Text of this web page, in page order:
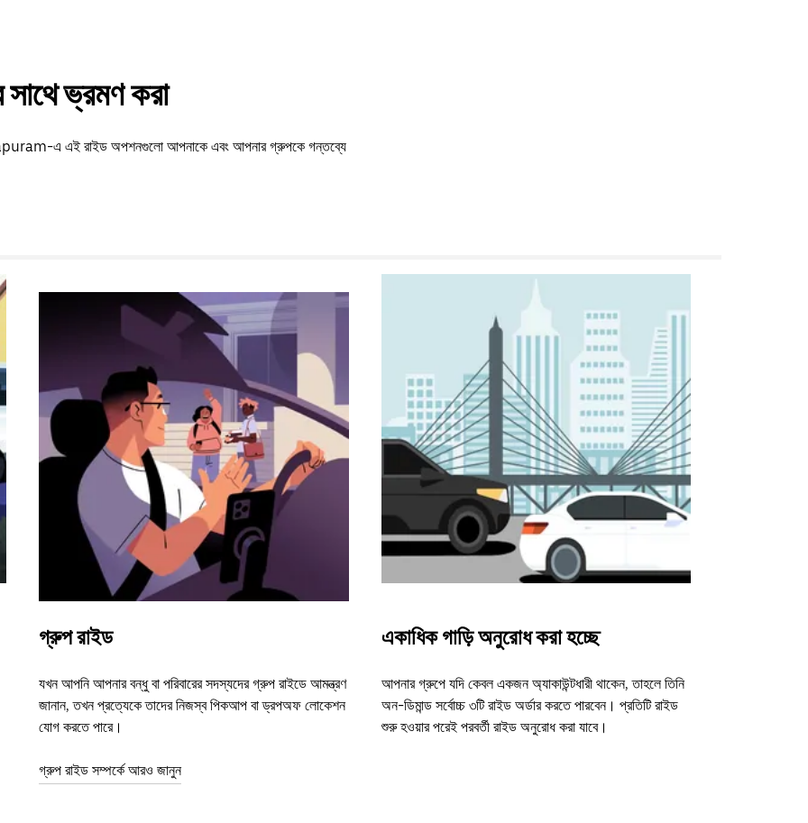
ভ্রমণ করা
এ এই রাইড অপশনগুলো আপনাকে এবং আপনার গ্রুপকে গন্তব্যে
গ্রুপ রাইড
যখন আপনি আপনার বন্ধু বা পরিবারের সদস্যদের গ্রুপ রাইডে আমন্ত্রণ
জানান, তখন প্রত্যেকে তাদের নিজস্ব পিকআপ বা ড্রপঅফ লোকেশন
যোগ করতে পারে।
গ্রুপ রাইড সম্পর্কে আরও জানুন
একাধিক গাড়ি অনুরোধ করা হচ্ছে
আপনার গ্রুপে যদি কেবল একজন অ্যাকাউন্টধারী থাকেন, তাহলে তিনি
অন-ডিমান্ড সর্বোচ্চ ৩টি রাইড অর্ডার করতে পারবেন। প্রতিটি রাইড
শুরু হওয়ার পরেই পরবর্তী রাইড অনুরোধ করা যাবে।